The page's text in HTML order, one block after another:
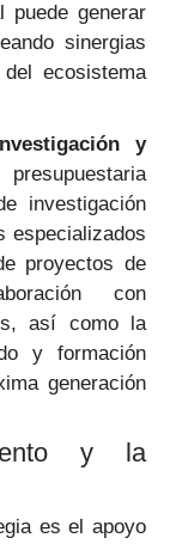
puede generar
sinergias
ecosistema
y
investigación
especializados
proyectos de
con
así como la
y formación
generación
y la
es el apoyo